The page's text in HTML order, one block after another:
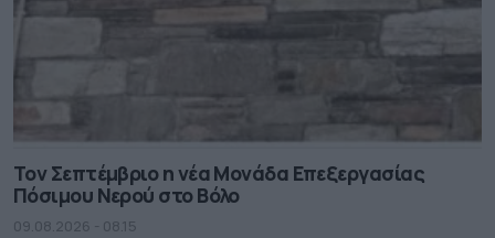
Τον Σεπτέμβριο η νέα Μονάδα Επεξεργασίας
Πόσιμου Νερού στο Βόλο
09.08.2026 - 08.15